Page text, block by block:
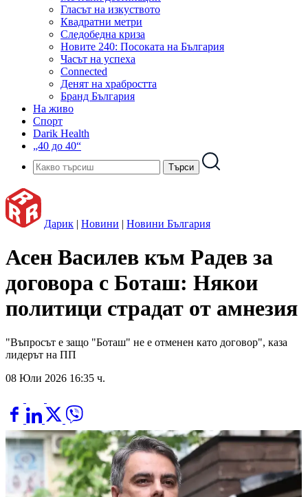
Гласът на изкуството
Квадратни метри
Следобедна криза
Новите 240: Посоката на България
Часът на успеха
Connected
Денят на храбростта
Бранд България
На живо
Спорт
Darik Health
„40 до 40“
Дарик | Новини | Новини България
Асен Василев към Радев за
договора с Боташ: Някои
политици страдат от амнезия
"Въпросът е защо "Боташ" не е отменен като договор", каза
лидерът на ПП
08 Юли 2026 16:35 ч.